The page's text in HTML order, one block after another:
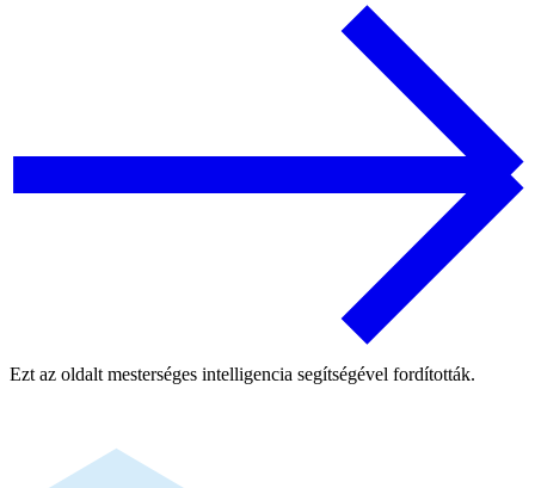
Ezt az oldalt mesterséges intelligencia segítségével fordították.